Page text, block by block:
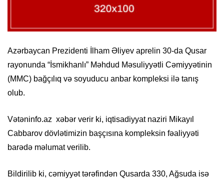
Azərbaycan Prezidenti İlham Əliyev aprelin 30-da Qusar
rayonunda “İsmikhanlı” Məhdud Məsuliyyətli Cəmiyyətinin
(MMC) bağçılıq və soyuducu anbar kompleksi ilə tanış
olub.
Vətəninfo.az xəbər verir ki, iqtisadiyyat naziri Mikayıl
Cabbarov dövlətimizin başçısına kompleksin fəaliyyəti
barədə məlumat verilib.
Bildirilib ki, cəmiyyət tərəfindən Qusarda 330, Ağsuda isə